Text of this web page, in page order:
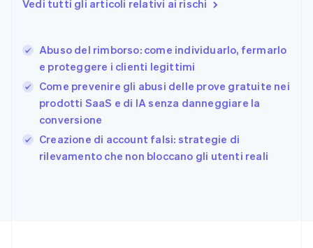
Vedi tutti gli articoli relativi ai rischi
Abuso del rimborso: come individuarlo, fermarlo
e proteggere i clienti legittimi
Come prevenire gli abusi delle prove gratuite nei
prodotti SaaS e di IA senza danneggiare la
conversione
Creazione di account falsi: strategie di
rilevamento che non bloccano gli utenti reali
FrançaisEnglish
Giappone
日本語English
English
Grecia
English
India
Irlanda